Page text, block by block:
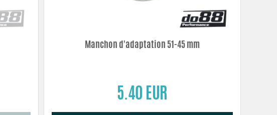
Manchon d'adaptation 51-45 mm
5.40 EUR